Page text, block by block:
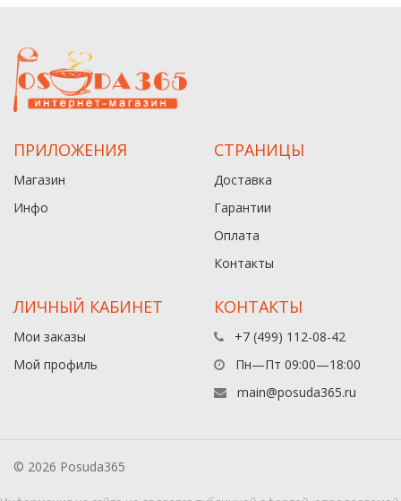
ПРИЛОЖЕНИЯ
Магазин
Инфо
СТРАНИЦЫ
Доставка
Гарантии
Оплата
Контакты
ЛИЧНЫЙ КАБИНЕТ
Мои заказы
Мой профиль
КОНТАКТЫ
+7 (499) 112-08-42
Пн—Пт 09:00—18:00
main@posuda365.ru
© 2026 Posuda365